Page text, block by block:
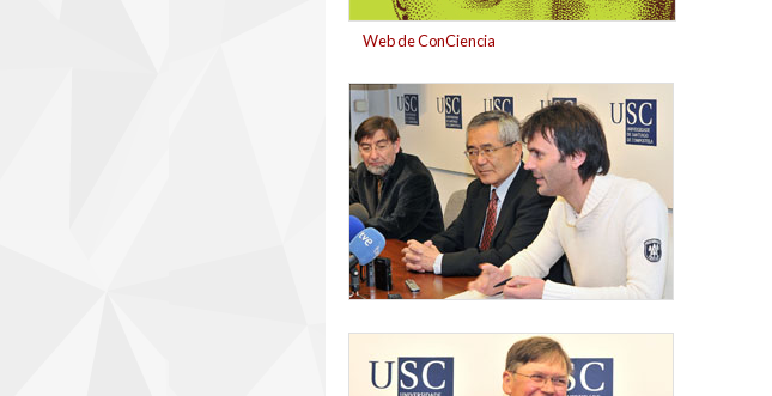
Web de ConCiencia
ei-
rueda_de_prensa_tim_hunt_02.jpg